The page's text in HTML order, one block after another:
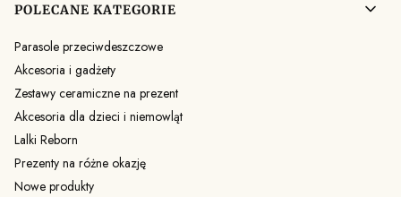
POLECANE KATEGORIE
Parasole przeciwdeszczowe
Akcesoria i gadżety
Zestawy ceramiczne na prezent
Akcesoria dla dzieci i niemowląt
Lalki Reborn
Prezenty na różne okazję
Nowe produkty